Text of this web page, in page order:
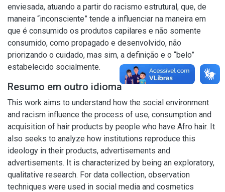
enviesada, atuando a partir do racismo estrutural, que, de
maneira “inconsciente” tende a influenciar na maneira em
que é consumido os produtos capilares e não somente
consumido, como propagado e desenvolvido, não
priorizando o cuidado, mas sim, a definição e o “belo”
estabelecido socialmente.
Resumo em outro idioma
This work aims to understand how the social environment
and racism influence the process of use, consumption and
acquisition of hair products by people who have Afro hair. It
also seeks to analyze how institutions reproduce this
ideology in their products, advertisements and
advertisements. It is characterized by being an exploratory,
qualitative research. For data collection, observation
techniques were used in social media and cosmetics